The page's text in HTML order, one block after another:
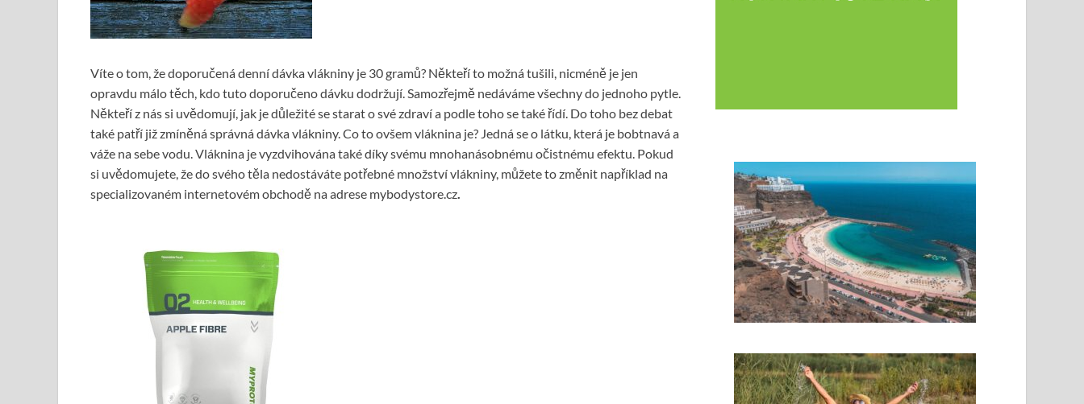
Víte o tom, že doporučená denní dávka vlákniny je 30 gramů? Někteří to možná tušili, nicméně je jen
opravdu málo těch, kdo tuto doporučeno dávku dodržují. Samozřejmě nedáváme všechny do jednoho pytle.
Někteří z nás si uvědomují, jak je důležité se starat o své zdraví a podle toho se také řídí. Do toho bez debat
také patří již zmíněná správná dávka vlákniny. Co to ovšem vláknina je? Jedná se o látku, která je bobtnavá a
váže na sebe vodu. Vláknina je vyzdvihována také díky svému mnohanásobnému očistnému efektu. Pokud
si uvědomujete, že do svého těla nedostáváte potřebné množství vlákniny, můžete to změnit například na
specializovaném internetovém obchodě na adrese mybodystore.cz.